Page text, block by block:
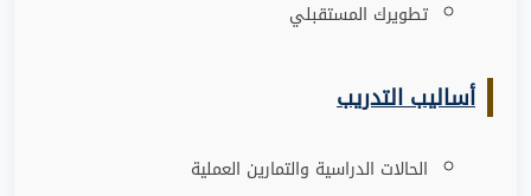
تطويرك المستقبلي
أساليب التدريب
الحالات الدراسية والتمارين العملية